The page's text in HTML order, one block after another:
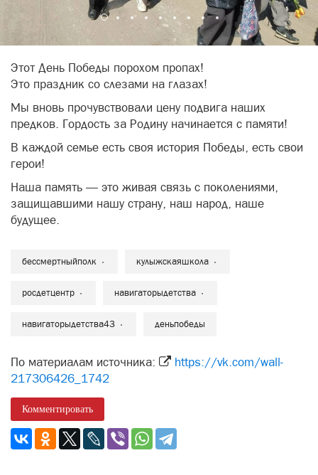
Этот День Победы порохом пропах!
Это праздник со слезами на глазах!
Мы вновь прочувствовали цену подвига наших
предков. Гордость за Родину начинается с памяти!
В каждой семье есть своя история Победы, есть свои
герои!
Наша память — это живая связь с поколениями,
защищавшими нашу страну, наш народ, наше
будущее.
бессмертныйполк кулыжскаяшкола
росдетцентр навигаторыдетства
навигаторыдетства43 деньпобеды
По материалам источника:
https://vk.com/wall-
217306426_1742
Комментировать